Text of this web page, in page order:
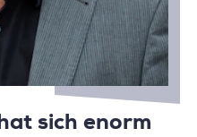
sich enorm